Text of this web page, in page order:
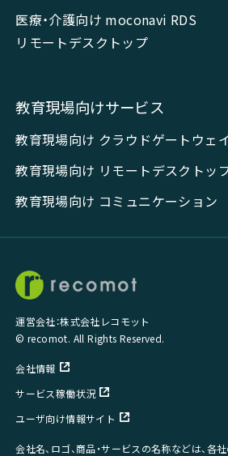
医療・介護向け moconavi RDS
リモートデスクトップ
教育現場向けサービス
教育現場向け クラウドゲートウェ
教育現場向け リモートデスクトッ
教育現場向け コミュニケーション
運営会社：株式会社レコモット
© recomot. All Rights Reserved.
会社情報
サービス稼働状況
ユーザ向け情報サイト
会社名、ロゴ、商品・サービスの名称などは、各